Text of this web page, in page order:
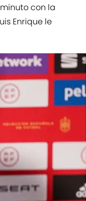
con la
Enrique le